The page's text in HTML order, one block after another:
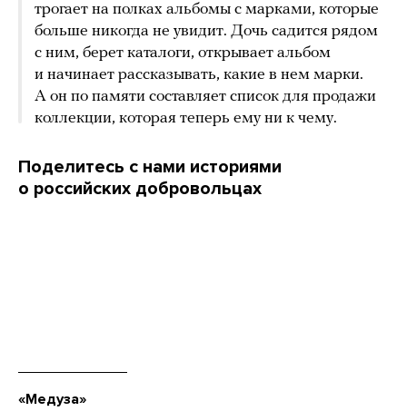
трогает на полках альбомы с марками, которые
больше никогда не увидит. Дочь садится рядом
с ним, берет каталоги, открывает альбом
и начинает рассказывать, какие в нем марки.
А он по памяти составляет список для продажи
коллекции, которая теперь ему ни к чему.
Поделитесь с нами историями
о российских добровольцах
«Медуза»